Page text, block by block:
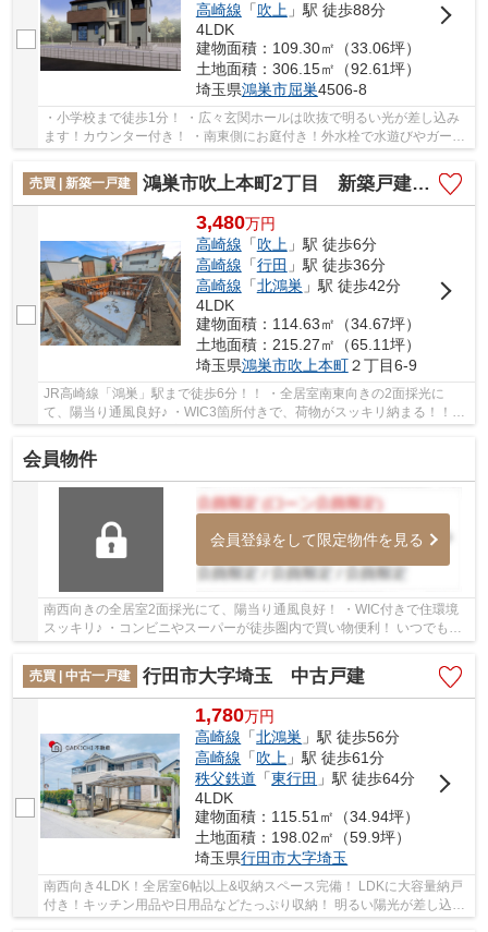
高崎線 「吹上 」駅 徒歩88分
4LDK
建物面積：109.30㎡（33.06坪）
土地面積：306.15㎡（92.61坪）
埼玉県鴻巣市屈巣4506-8
・小学校まで徒歩1分！ ・広々玄関ホールは吹抜で明るい光が差し込み
ます！カウンター付き！ ・南東側にお庭付き！外水栓で水遊びやガーデ
売買 | 新築一戸建
鴻巣市吹上本町2丁目 新築戸建 全1棟 1号棟
3,480万円
高崎線 「吹上 」駅 徒歩6分
高崎線 「行田 」駅 徒歩36分
高崎線 「北鴻巣 」駅 徒歩42分
4LDK
建物面積：114.63㎡（34.67坪）
土地面積：215.27㎡（65.11坪）
埼玉県鴻巣市吹上本町２丁目6-9
JR高崎線「鴻巣」駅まで徒歩6分！！ ・全居室南東向きの2面採光に
て、陽当り通風良好♪ ・WIC3箇所付きで、荷物がスッキリ納まる！！
「今から見たい」大歓迎です。いつでもお気軽に...
会員物件
会員登録をして限定物件を見る
南西向きの全居室2面採光にて、陽当り通風良好！ ・WIC付きで住環境
スッキリ♪ ・コンビニやスーパーが徒歩圏内で買い物便利！ いつでもお
気軽にお声がけください♪ 駅からの送迎が必...
売買 | 中古一戸建
行田市大字埼玉 中古戸建
1,780万円
高崎線 「北鴻巣 」駅 徒歩56分
高崎線 「吹上 」駅 徒歩61分
秩父鉄道 「東行田 」駅 徒歩64分
4LDK
建物面積：115.51㎡（34.94坪）
土地面積：198.02㎡（59.9坪）
埼玉県行田市大字埼玉
南西向き4LDK！全居室6帖以上&収納スペース完備！ LDKに大容量納戸
付き！キッチン用品や日用品などたっぷり収納！ 明るい陽光が差し込む
サンルームは花粉や雨の日でも安心な空間です♪ ...